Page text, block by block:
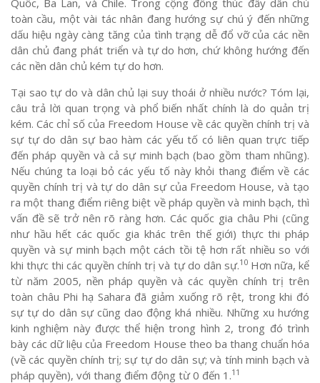
toàn cầu, một vài tác nhân đang hướng sự chú ý đến những
dấu hiệu ngày càng tăng của tình trạng dễ đổ vỡ của các nền
dân chủ đang phát triển và tự do hơn, chứ không hướng đến
các nền dân chủ kém tự do hơn.
Tại sao tự do và dân chủ lại suy thoái ở nhiều nước? Tóm lại,
câu trả lời quan trọng và phổ biến nhất chính là do quản trị
kém. Các chỉ số của Freedom House về các quyền chính trị và
sự tự do dân sự bao hàm các yếu tố có liên quan trực tiếp
đến pháp quyền và cả sự minh bạch (bao gồm tham nhũng).
Nếu chúng ta loại bỏ các yếu tố này khỏi thang điểm về các
quyền chính trị và tự do dân sự của Freedom House, và tạo
ra một thang điểm riêng biệt về pháp quyền và minh bạch, thì
vấn đề sẽ trở nên rõ ràng hơn. Các quốc gia châu Phi (cũng
như hầu hết các quốc gia khác trên thế giới) thực thi pháp
quyền và sự minh bạch một cách tồi tệ hơn rất nhiều so với
khi thực thi các quyền chính trị và tự do dân sự.10Hơn nữa, kể
từ năm 2005, nền pháp quyền và các quyền chính trị trên
toàn châu Phi hạ Sahara đã giảm xuống rõ rệt, trong khi đó
sự tự do dân sự cũng dao động khá nhiều. Những xu hướng
kinh nghiệm này được thể hiện trong hình 2, trong đó trình
bày các dữ liệu của Freedom House theo ba thang chuẩn hóa
(về các quyền chính trị; sự tự do dân sự; và tính minh bạch và
pháp quyền), với thang điểm động từ 0 đến 1.11